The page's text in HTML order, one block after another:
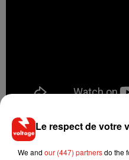
Le respect de votre
We and our (447) partnersdo the